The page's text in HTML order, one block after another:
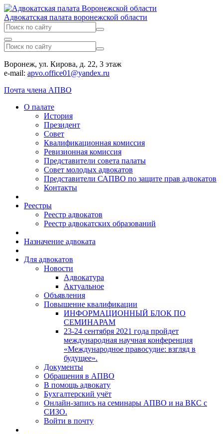
Адвокатская палата воронежской области
Воронеж, ул. Кирова, д. 22, 3 этаж
e-mail: apvo.office01@yandex.ru
Почта члена АПВО
О палате
История
Президент
Совет
Квалификационная комиссия
Ревизионная комиссия
Представители совета палаты
Совет молодых адвокатов
Представители САПВО по защите прав адвокатов
Контакты
Реестры
Реестр адвокатов
Реестр адвокатских образований
Назначение адвоката
Для адвокатов
Новости
Адвокатура
Актуальное
Объявления
Повышение квалификации
ИНФОРМАЦИОННЫЙ БЛОК ПО
СЕМИНАРАМ
23-24 сентября 2021 года пройдет
международная научная конференция
«Международное правосудие: взгляд в
будущее».
Документы
Обращения в АПВО
В помощь адвокату
Бухгалтерский учёт
Онлайн-запись на семинары АПВО и на ВКС с
СИЗО.
Войти в почту